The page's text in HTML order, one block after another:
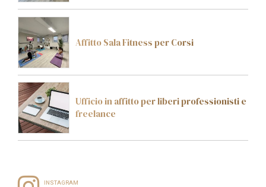
Affitto Sala Fitness per Corsi
Ufficio in affitto per liberi professionisti e
freelance
INSTAGRAM